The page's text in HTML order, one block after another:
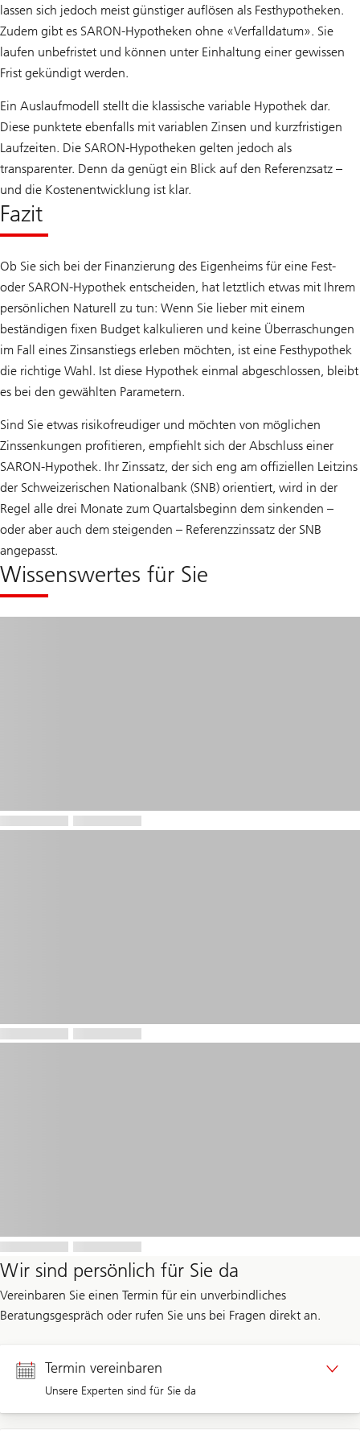
lassen sich jedoch meist günstiger auflösen als Festhypotheken.
Zudem gibt es SARON-Hypotheken ohne «Verfalldatum». Sie
laufen unbefristet und können unter Einhaltung einer gewissen
Frist gekündigt werden.
Ein Auslaufmodell stellt die klassische variable Hypothek dar.
Diese punktete ebenfalls mit variablen Zinsen und kurzfristigen
Laufzeiten. Die SARON-Hypotheken gelten jedoch als
transparenter. Denn da genügt ein Blick auf den Referenzsatz –
und die Kostenentwicklung ist klar.
Fazit
Ob Sie sich bei der Finanzierung des Eigenheims für eine Fest-
oder SARON-Hypothek entscheiden, hat letztlich etwas mit Ihrem
persönlichen Naturell zu tun: Wenn Sie lieber mit einem
beständigen fixen Budget kalkulieren und keine Überraschungen
im Fall eines Zinsanstiegs erleben möchten, ist eine Festhypothek
die richtige Wahl. Ist diese Hypothek einmal abgeschlossen, bleibt
es bei den gewählten Parametern.
Sind Sie etwas risikofreudiger und möchten von möglichen
Zinssenkungen profitieren, empfiehlt sich der Abschluss einer
SARON-Hypothek. Ihr Zinssatz, der sich eng am offiziellen Leitzins
der Schweizerischen Nationalbank (SNB) orientiert, wird in der
Regel alle drei Monate zum Quartalsbeginn dem sinkenden –
oder aber auch dem steigenden – Referenzzinssatz der SNB
angepasst.
Wissenswertes für Sie
Wir sind persönlich für Sie da
Vereinbaren Sie einen Termin für ein unverbindliches
Beratungsgespräch oder rufen Sie uns bei Fragen direkt an.
Termin vereinbaren
Unsere Experten sind für Sie da
Termin Privatkunden